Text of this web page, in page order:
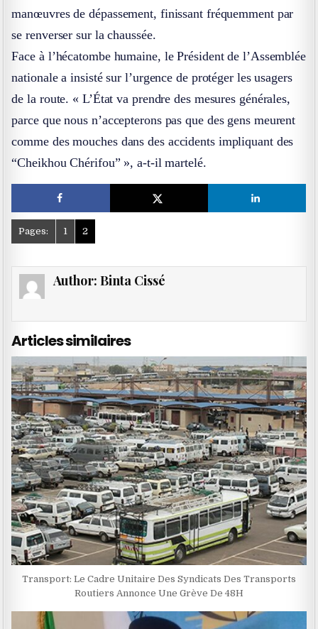
manœuvres de dépassement, finissant fréquemment par
se renverser sur la chaussée.
Face à l’hécatombe humaine, le Président de l’Assemblée
nationale a insisté sur l’urgence de protéger les usagers
de la route. « L’État va prendre des mesures générales,
parce que nous n’accepterons pas que des gens meurent
comme des mouches dans des accidents impliquant des
“Cheikhou Chérifou” », a-t-il martelé.
Pages: 1 2
Author: Binta Cissé
Articles similaires
Transport: Le Cadre Unitaire Des Syndicats Des Transports
Routiers Annonce Une Grève De 48H